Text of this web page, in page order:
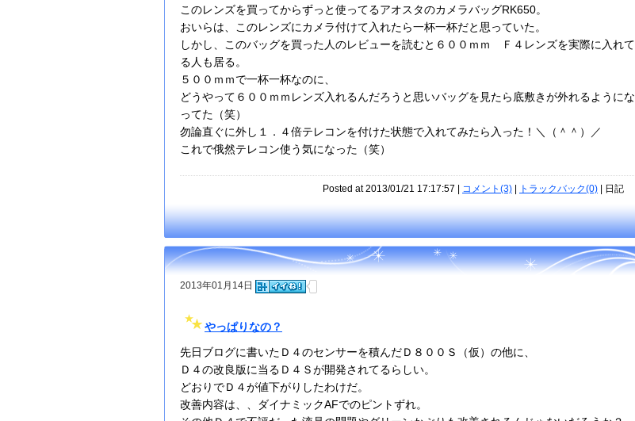
このレンズを買ってからずっと使ってるアオスタのカメラバッグRK650。
おいらは、このレンズにカメラ付けて入れたら一杯一杯だと思っていた。
しかし、このバッグを買った人のレビューを読むと６００ｍｍ Ｆ４レンズを実際に入れて
る人も居る。
５００ｍｍで一杯一杯なのに、
どうやって６００ｍｍレンズ入れるんだろうと思いバッグを見たら底敷きが外れるようにな
ってた（笑）
勿論直ぐに外し１．４倍テレコンを付けた状態で入れてみたら入った！＼（＾＾）／
これで俄然テレコン使う気になった（笑）
Posted at 2013/01/21 17:17:57 | コメント(3) トラックバック(0) | 日記
2013年01月14日
やっぱりなの？
先日ブログに書いたＤ４のセンサーを積んだＤ８００Ｓ（仮）の他に、
Ｄ４の改良版に当るＤ４Ｓが開発されてるらしい。
どおりでＤ４が値下がりしたわけだ。
改善内容は、、ダイナミックAFでのピントずれ。